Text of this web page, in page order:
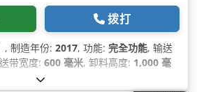
拨打
, 制造年份: 2017, 功能: 完全功能, 输送
带宽度: 600 毫米, 卸料高度: 1,000 毫
,